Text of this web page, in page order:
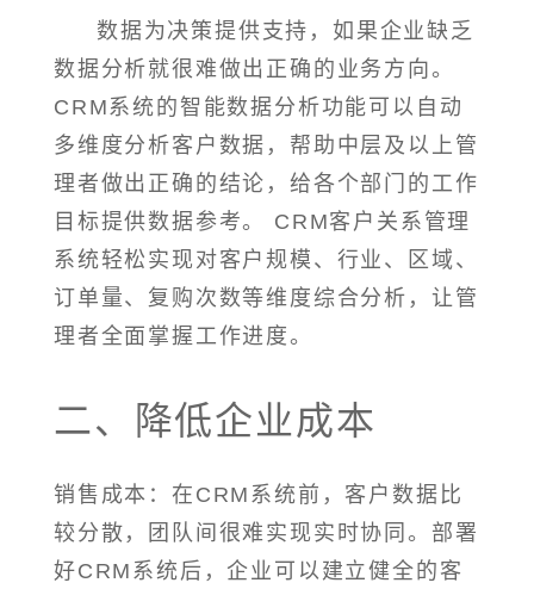
数据为决策提供支持，如果企业缺乏
数据分析就很难做出正确的业务方向。
CRM系统的智能数据分析功能可以自动
多维度分析客户数据，帮助中层及以上管
理者做出正确的结论，给各个部门的工作
目标提供数据参考。 CRM客户关系管理
系统轻松实现对客户规模、行业、区域、
订单量、复购次数等维度综合分析，让管
理者全面掌握工作进度。
二、降低企业成本
销售成本：在CRM系统前，客户数据比
较分散，团队间很难实现实时协同。部署
好CRM系统后，企业可以建立健全的客